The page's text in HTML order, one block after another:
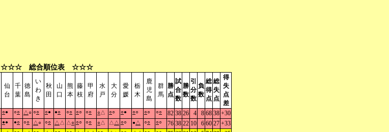
☆☆☆ 総合順位表 ☆☆☆
仙
台
千
葉
徳
島
い
わ
き
秋
田
山
口
熊
本
藤
枝
甲
府
水
戸
大
分
愛
媛
栃
木
鹿
児
島
群
馬
勝
点
試
合
数
勝
数
引
分
数
負
数
総
得
点
総
失
点
得
失
点
差
○● ○○ △○ ○○ ○● ●○ ○○ ○○ ○○ ○△ ○○ ○● ○○ ○○ ○○ 82 38 26 4 8 68 38 +30
●● ●○ ○○ △○ ○○ △ △ △○ ○○ ○○ ○△ △ △ ○○ ●△ ○○ ○○ 76 38 22 10 6 60 27 +33